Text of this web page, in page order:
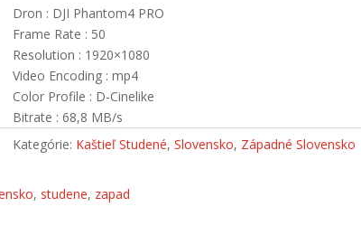
Dron : DJI Phantom4 PRO
Frame Rate : 50
Resolution : 1920×1080
Video Encoding : mp4
Color Profile : D-Cinelike
Bitrate : 68,8 MB/s
Kategórie: Kaštieľ Studené,Slovensko, Západné Slovensko
, studene, zapad